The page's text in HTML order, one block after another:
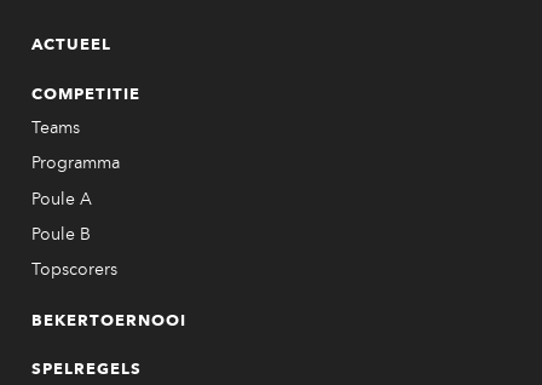
ACTUEEL
COMPETITIE
Teams
Programma
Poule A
Poule B
Topscorers
BEKERTOERNOOI
SPELREGELS